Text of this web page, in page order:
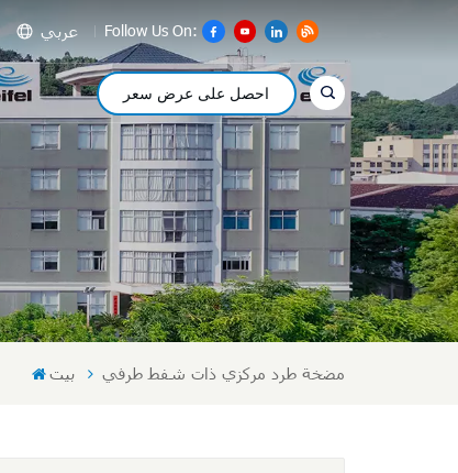
عربي Follow Us On:
احصل على عرض سعر
بيت مضخة طرد مركزي ذات شفط طرفي